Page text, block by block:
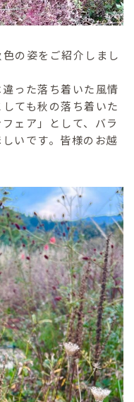
の姿をご紹介しまし
った落ち着いた風情
ても秋の落ち着いた
ェア」として、バラ
いです。皆様のお越